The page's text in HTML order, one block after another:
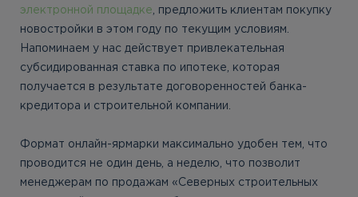
электронной площадке , предложить клиентам покупку
новостройки в этом году по текущим условиям.
Напоминаем у нас действует привлекательная
субсидированная ставка по ипотеке, которая
получается в результате договоренностей банка-
кредитора и строительной компании.
Формат онлайн-ярмарки максимально удобен тем, что
проводится не один день, а неделю, что позволит
менеджерам по продажам «Северных строительных